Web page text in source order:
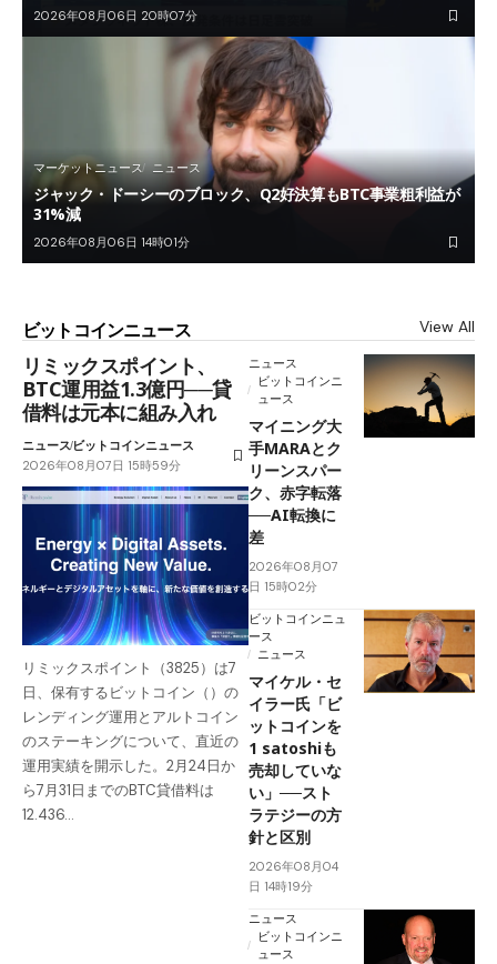
2026年08月06日 20時07分
マーケットニュース ニュース
ジャック・ドーシーのブロック、Q2好決算もBTC事業粗利益が
31%減
2026年08月06日 14時01分
ビットコインニュース View All
リミックスポイント、
BTC運用益1.3億円──貸
借料は元本に組み入れ
ニュースビットコインニュース
2026年08月07日 15時59分
リミックスポイント（3825）は7
日、保有するビットコイン（）の
レンディング運用とアルトコイン
のステーキングについて、直近の
運用実績を開示した。2月24日か
ら7月31日までのBTC貸借料は
12.436…
ニュース
ビットコインニ
ュース
マイニング大
手MARAとク
リーンスパー
ク、赤字転落
──AI転換に
差
2026年08月07
日 15時02分
ビットコインニュ
ース
ニュース
マイケル・セ
イラー氏「ビ
ットコインを
1 satoshiも
売却していな
い」──スト
ラテジーの方
針と区別
2026年08月04
日 14時19分
ニュース
ビットコインニ
ュース